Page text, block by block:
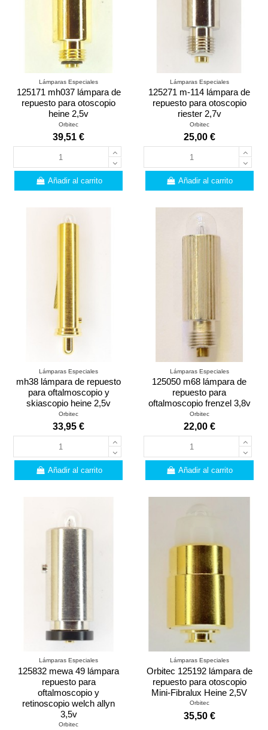
Lámparas Especiales
125171 mh037 lámpara de
repuesto para otoscopio
heine 2,5v
Orbitec
39,51 €
Añadir al carrito
Lámparas Especiales
125271 m-114 lámpara de
repuesto para otoscopio
riester 2,7v
Orbitec
25,00 €
Añadir al carrito
Lámparas Especiales
mh38 lámpara de repuesto
para oftalmoscopio y
skiascopio heine 2,5v
Orbitec
33,95 €
Añadir al carrito
Lámparas Especiales
125050 m68 lámpara de
repuesto para
oftalmoscopio frenzel 3,8v
Orbitec
22,00 €
Añadir al carrito
Lámparas Especiales
125832 mewa 49 lámpara
repuesto para
oftalmoscopio y
retinoscopio welch allyn
3,5v
Orbitec
Lámparas Especiales
Orbitec 125192 lámpara de
repuesto para otoscopio
Mini-Fibralux Heine 2,5V
Orbitec
35,50 €